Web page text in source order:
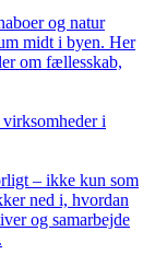
og natur
midt i byen. Her
om fællesskab,
i
– ikke kun som
ned i, hvordan
og samarbejde